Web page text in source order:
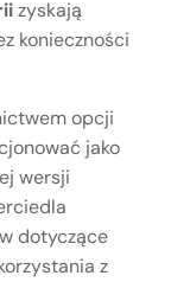
zyskają
konieczności
opcji
jako
wersji
dotyczące
z